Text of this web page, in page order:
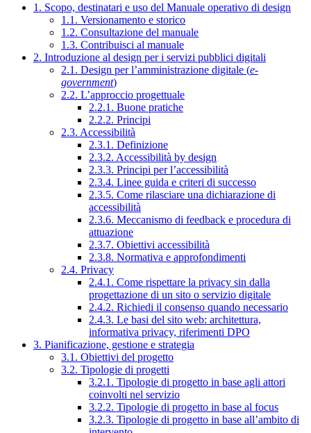
1. Scopo, destinatari e uso del Manuale operativo di design
1.1. Versionamento e storico
1.2. Consultazione del manuale
1.3. Contribuisci al manuale
2. Introduzione al design per i servizi pubblici digitali
2.1. Design per l’amministrazione digitale (e-
government)
2.2. L’approccio progettuale
2.2.1. Buone pratiche
2.2.2. Principi
2.3. Accessibilità
2.3.1. Definizione
2.3.2. Accessibilità by design
2.3.3. Principi per l’accessibilità
2.3.4. Linee guida e criteri di successo
2.3.5. Come rilasciare una dichiarazione di
accessibilità
2.3.6. Meccanismo di feedback e procedura di
attuazione
2.3.7. Obiettivi accessibilità
2.3.8. Normativa e approfondimenti
2.4. Privacy
2.4.1. Come rispettare la privacy sin dalla
progettazione di un sito o servizio digitale
2.4.2. Richiedi il consenso quando necessario
2.4.3. Le basi del sito web: architettura,
informativa privacy, riferimenti DPO
3. Pianificazione, gestione e strategia
3.1. Obiettivi del progetto
3.2. Tipologie di progetti
3.2.1. Tipologie di progetto in base agli attori
coinvolti nel servizio
3.2.2. Tipologie di progetto in base al focus
3.2.3. Tipologie di progetto in base all’ambito di